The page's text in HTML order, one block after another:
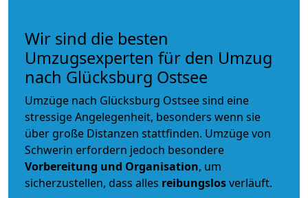
Wir sind die besten
Umzugsexperten für den Umzug
nach Glücksburg Ostsee
Umzüge nach Glücksburg Ostsee sind eine
stressige Angelegenheit, besonders wenn sie
über große Distanzen stattfinden. Umzüge von
Schwerin erfordern jedoch besondere
Vorbereitung und Organisation, um
sicherzustellen, dass alles reibungslosverläuft.